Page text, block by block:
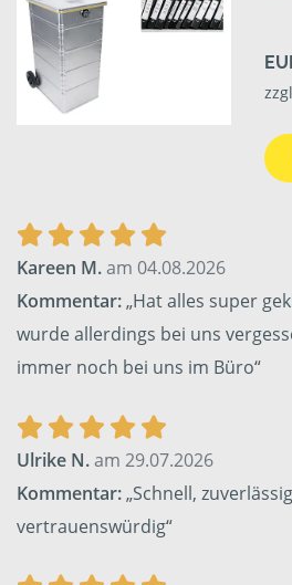
Kareen M.am 04.08.2026
Kommentar:„Hat alles super
wurde allerdings bei uns
immer noch bei uns im Büro“
Ulrike N.am 29.07.2026
Kommentar:„Schnell,
vertrauenswürdig“